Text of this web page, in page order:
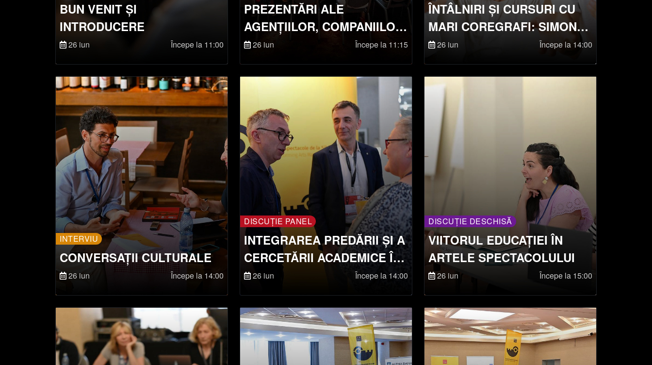
BUN VENIT ȘI
INTRODUCERE
26 iun Începe la 11:00
PREZENTĂRI ALE
AGENȚIILOR, COMPANIILOR
ȘI ARTIȘTILOR
INDEPENDENȚI
26 iun Începe la 11:15
ÎNTÂLNIRI ȘI CURSURI CU
MARI COREGRAFI: SIMON
MAYER
26 iun Începe la 14:00
INTERVIU
CONVERSAȚII CULTURALE
26 iun Începe la 14:00
DISCUȚIE PANEL
INTEGRAREA PREDĂRII ȘI A
CERCETĂRII ACADEMICE ÎN
PRACTICA SPECTACOLULUI
26 iun Începe la 14:00
DISCUȚIE DESCHISĂ
VIITORUL EDUCAȚIEI ÎN
ARTELE SPECTACOLULUI
26 iun Începe la 15:00